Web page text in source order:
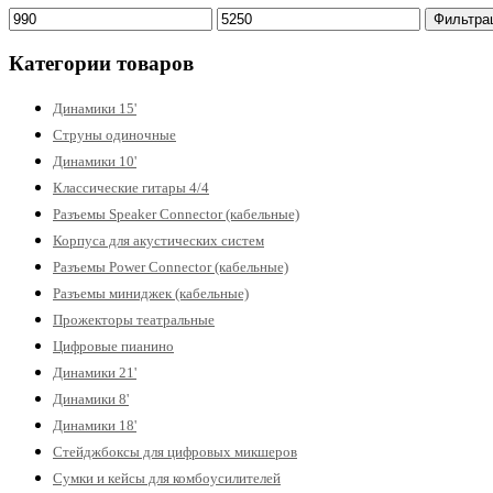
Минимальная
цена
Максимальная
цена
Категории товаров
Динамики 15'
Струны одиночные
Динамики 10'
Классические гитары 4/4
Разъемы Speaker Connector (кабельные)
Корпуса для акустических систем
Разъемы Power Connector (кабельные)
Разъемы миниджек (кабельные)
Прожекторы театральные
Цифровые пианино
Динамики 21'
Динамики 8'
Динамики 18'
Стейджбоксы для цифровых микшеров
Сумки и кейсы для комбоусилителей